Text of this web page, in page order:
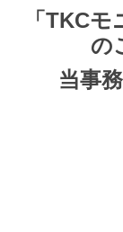
「TKC
の
当事